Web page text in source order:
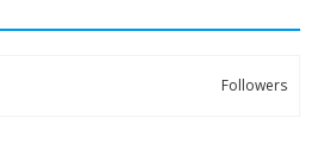
Followers